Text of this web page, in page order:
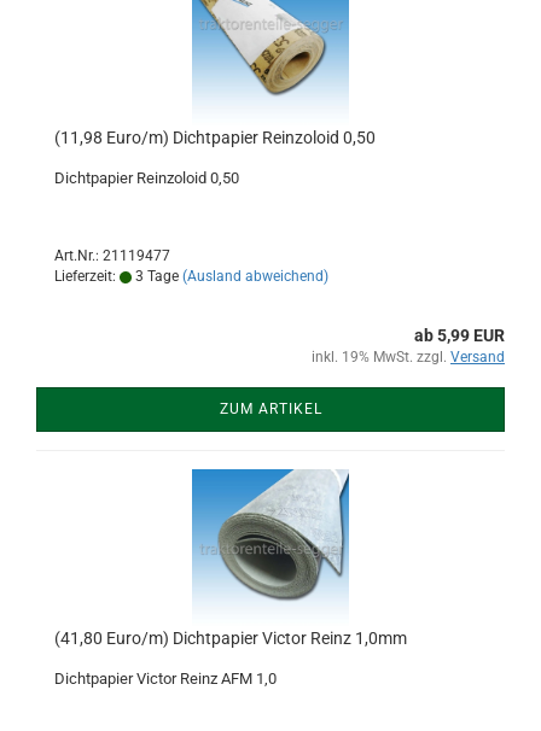
(11,98 Euro/m) Dichtpapier Reinzoloid 0,50
Dichtpapier Reinzoloid 0,50
Art.Nr.: 21119477
Lieferzeit:
3 Tage (Ausland abweichend)
ab 5,99 EUR
inkl. 19% MwSt. zzgl. Versand
ZUM ARTIKEL
(41,80 Euro/m) Dichtpapier Victor Reinz 1,0mm
Dichtpapier Victor Reinz AFM 1,0